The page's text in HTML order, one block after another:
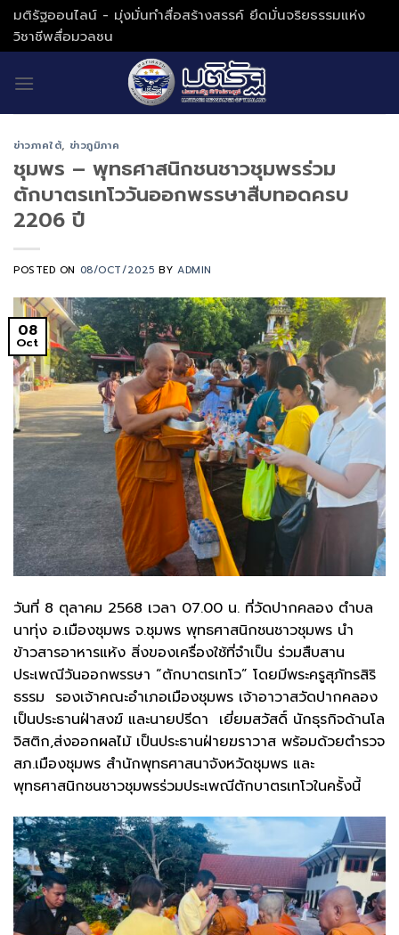
Skip
to
content
มติรัฐออนไลน์ - มุ่งมั่นทำสื่อสร้างสรรค์ ยึดมั่นจริยธรรมแห่ง
วิชาชีพสื่อมวลชน
ข่าวภาคใต้, ข่าวภูมิภาค
ชุมพร – พุทธศาสนิกชนชาวชุมพรร่วม
ตักบาตรเทโววันออกพรรษาสืบทอดครบ
2206 ปี
POSTED ON 08/OCT/2025 BYADMIN
08
Oct
วันที่ 8 ตุลาคม 2568 เวลา 07.00 น. ที่วัดปากคลอง ตำบล
นาทุ่ง อ.เมืองชุมพร จ.ชุมพร พุทธศาสนิกชนชาวชุมพร นำ
ข้าวสารอาหารแห้ง สิ่งของเครื่องใช้ที่จำเป็น ร่วมสืบสาน
ประเพณีวันออกพรรษา “ตักบาตรเทโว” โดยมีพระครูสุภัทรสิริ
ธรรม รองเจ้าคณะอำเภอเมืองชุมพร เจ้าอาวาสวัดปากคลอง
เป็นประธานฝ่าสงฆ์ และนายปรีดา เยี่ยมสวัสดิ์ นักธุรกิจด้านโล
จิสติก,ส่งออกผลไม้ เป็นประธานฝ่ายฆราวาส พร้อมด้วยตำรวจ
สภ.เมืองชุมพร สำนักพุทธศาสนาจังหวัดชุมพร และ
พุทธศาสนิกชนชาวชุมพรร่วมประเพณีตักบาตรเทโวในครั้งนี้